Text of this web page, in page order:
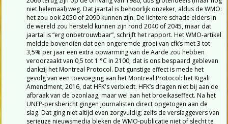
niet helemaal) weg. Dat jaartal is behoorlijk onzeker, aldus de WMO:
het zou ook 2050 of 2090 kunnen zijn. De lichtere schade elders in
de wereld zou hersteld kunnen zijn rond 2040 of 2045, maar dat
jaartal is “erg onbetrouwbaar”, schrijft het rapport. Het WMO-artikel
meldde bovendien dat een ongeremde groei van cfk’s met 3 tot
3,5% per jaar een extra opwarming van de Aarde zou hebben
veroorzaakt van 0,5 tot 1 °C in 2100; dat is ons bespaard gebleven
dankzij het Montreal Protocol. Dat gunstige effect is mede het
gevolg van een toevoeging aan het Montreal Protocol: het Kigali
Amendment, 2016, dat HFK's verbiedt. HFK’s dragen niet bij aan de
afbraak van de ozonlaag, maar wel aan het broeikaseffect. Na het
UNEP-persbericht gingen journalisten direct opgetogen aan de
slag. Dat ging niet altijd even zorgvuldig; zelfs de verslaggevers van
serieuze nieuwsmedia bleken de WMO-publicatie niet of slecht te